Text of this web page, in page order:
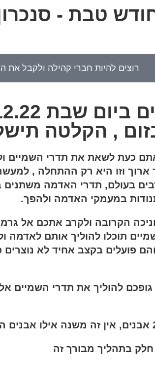
טבת -
רוצים להיות חברי קהילה ולקבל את
, הקלטה
אתם כעת לשאת את תדרי
וזו היא רק ההתחלה ,
בעולם, תדרי האדמה
במעמקי האדמה ולהפך.
הקרובה ולקרב אתכם אל
תוכלו להוליך אותם
והם פועלים בקצב אחיד לא
להוליך את תדרי השמיים
בתהליך מבורך זה